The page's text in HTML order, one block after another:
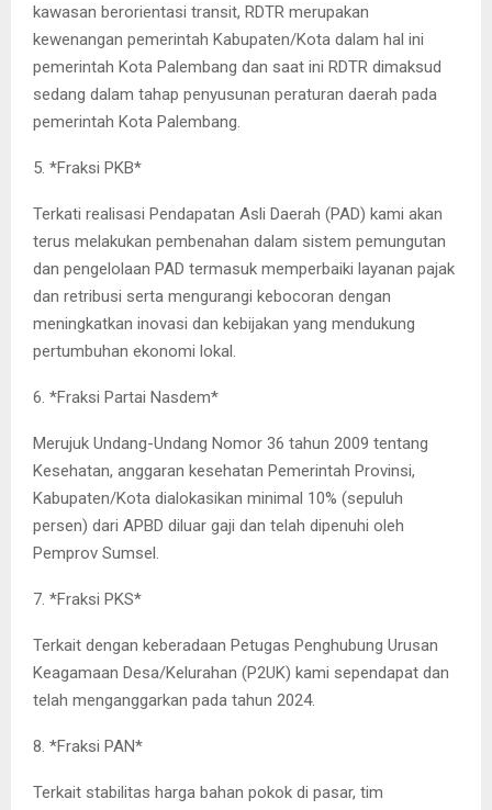
kawasan berorientasi transit, RDTR merupakan
kewenangan pemerintah Kabupaten/Kota dalam hal ini
pemerintah Kota Palembang dan saat ini RDTR dimaksud
sedang dalam tahap penyusunan peraturan daerah pada
pemerintah Kota Palembang.
5. *Fraksi PKB*
Terkati realisasi Pendapatan Asli Daerah (PAD) kami akan
terus melakukan pembenahan dalam sistem pemungutan
dan pengelolaan PAD termasuk memperbaiki layanan pajak
dan retribusi serta mengurangi kebocoran dengan
meningkatkan inovasi dan kebijakan yang mendukung
pertumbuhan ekonomi lokal.
6. *Fraksi Partai Nasdem*
Merujuk Undang-Undang Nomor 36 tahun 2009 tentang
Kesehatan, anggaran kesehatan Pemerintah Provinsi,
Kabupaten/Kota dialokasikan minimal 10% (sepuluh
persen) dari APBD diluar gaji dan telah dipenuhi oleh
Pemprov Sumsel.
7. *Fraksi PKS*
Terkait dengan keberadaan Petugas Penghubung Urusan
Keagamaan Desa/Kelurahan (P2UK) kami sependapat dan
telah menganggarkan pada tahun 2024.
8. *Fraksi PAN*
Terkait stabilitas harga bahan pokok di pasar, tim